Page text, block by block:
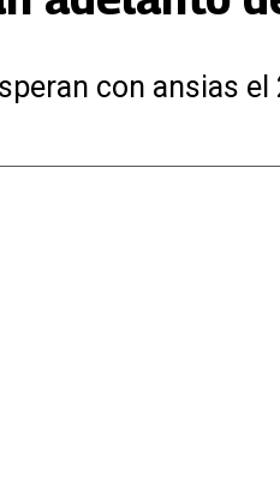
con ansias